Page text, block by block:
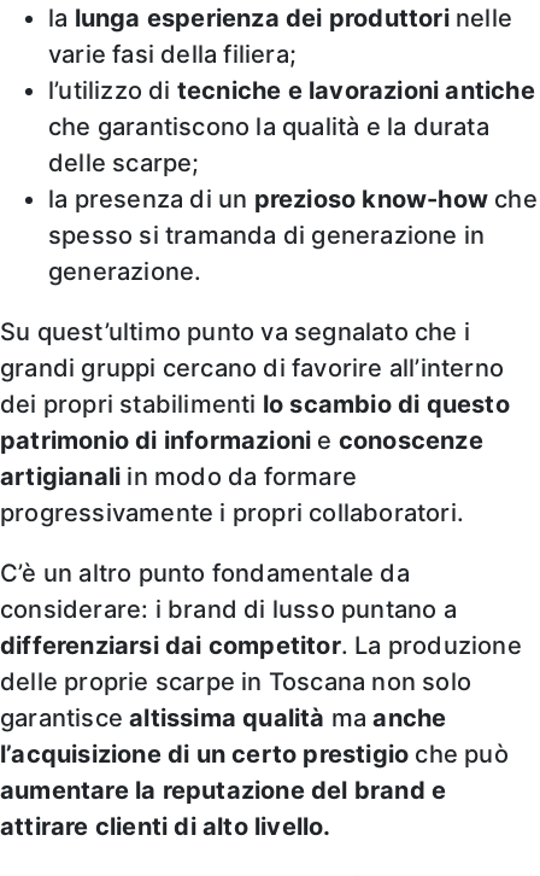
la lunga esperienza dei produttorinelle
varie fasi della filiera;
l’utilizzo di tecniche e lavorazioni antiche
che garantiscono la qualità e la durata
delle scarpe;
la presenza di un prezioso know-how che
spesso si tramanda di generazione in
generazione.
Su quest’ultimo punto va segnalato che i
grandi gruppi cercano di favorire all’interno
dei propri stabilimenti lo scambio di questo
patrimonio di informazioni e conoscenze
artigianali in modo da formare
progressivamente i propri collaboratori.
C’è un altro punto fondamentale da
considerare: i brand di lusso puntano a
differenziarsi dai competitor. La produzione
delle proprie scarpe in Toscana non solo
garantiscealtissima qualità maanche
l’acquisizione di un certo prestigio che può
aumentare la reputazione del brand e
attirare clienti di alto livello.